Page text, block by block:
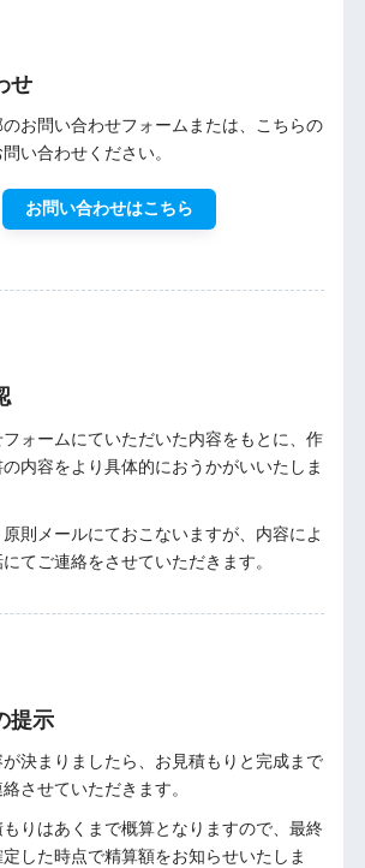
せ
お問い合わせフォームまたは、こちらの
い合わせください。
お問い合わせはこちら
ォームにていただいた内容をもとに、作
内容をより具体的におうかがいいたしま
則メールにておこないますが、内容によ
てご連絡をさせていただきます。
提示
決まりましたら、お見積もりと完成まで
させていただきます。
りはあくまで概算となりますので、最終
した時点で精算額をお知らせいたしま